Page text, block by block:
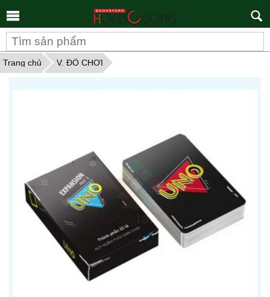
Trang chủ V. ĐỒ CHƠI